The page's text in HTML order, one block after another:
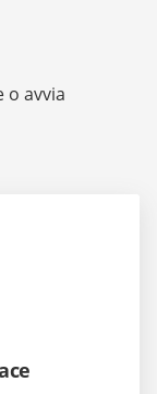
o avvia